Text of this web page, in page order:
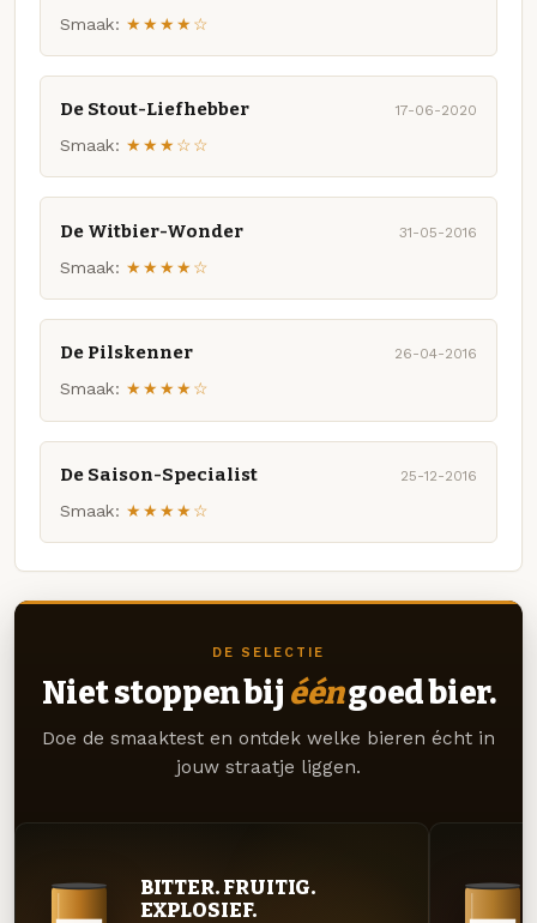
Smaak: ★★★★☆
De Stout-Liefhebber 17-06-2020
Smaak: ★★★☆☆
De Witbier-Wonder 31-05-2016
Smaak: ★★★★☆
De Pilskenner 26-04-2016
Smaak: ★★★★☆
De Saison-Specialist 25-12-2016
Smaak: ★★★★☆
DE SELECTIE
Niet stoppen bij ééngoed bier.
Doe de smaaktest en ontdek welke bieren écht in
jouw straatje liggen.
BITTER. FRUITIG.
EXPLOSIEF.